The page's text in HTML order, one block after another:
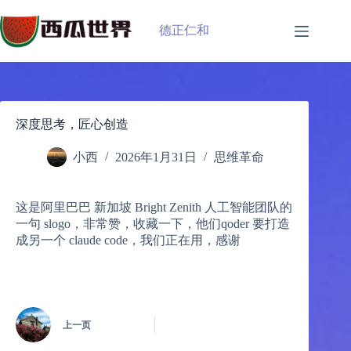
过
内
德正仁和
深度思考，匠心创造
小西 2026年1月31日 思维革命
这是阿里巴巴 新加坡 Bright Zenith 人工智能团队的
一句 slogo，非常赞，收藏一下，他们qoder 要打造
成另一个 claude code，我们正在用，感谢
上一页